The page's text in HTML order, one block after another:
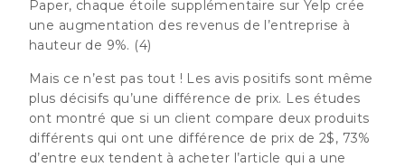
Paper, chaque étoile supplémentaire sur Yelp crée
une augmentation des revenus de l’entreprise à
hauteur de 9%. (4)
Mais ce n’est pas tout ! Les avis positifs sont même
plus décisifs qu’une différence de prix. Les études
ont montré que si un client compare deux produits
différents qui ont une différence de prix de 2$, 73%
d’entre eux tendent à acheter l’article qui a une